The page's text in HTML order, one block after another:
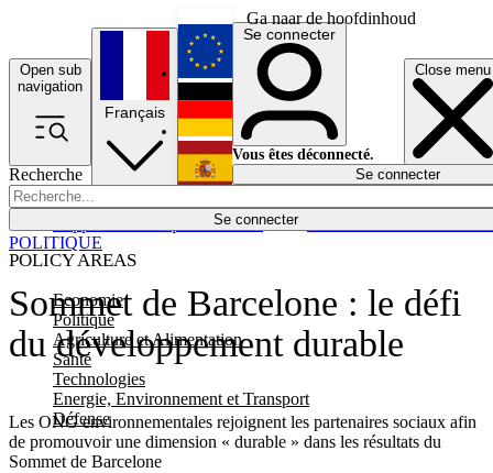
Ga naar de hoofdinhoud
Open sub
navigation
Close menu
Recherche
Se connecter
POLICY AREAS
Economie
Politique
Agriculture et Alimentation
Santé
Technologies
Energie, Environnement et Transport
Défense
Économie
Français
English
Deutsch
Español
Se connecter
Vous êtes déconnecté.
Se connecter
Sommet de Barcelone : le défi
du développement durable
Les ONG environnementales rejoignent les partenaires sociaux afin
de promouvoir une dimension « durable » dans les résultats du
Sommet de Barcelone
POLITIQUE